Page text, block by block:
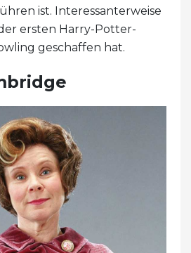
ist. Interessanterweise
ersten Harry-Potter-
geschaffen hat.